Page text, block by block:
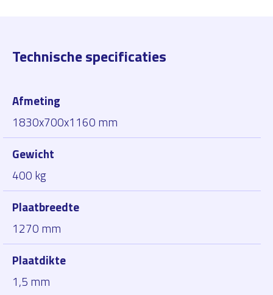
Technische specificaties
Afmeting
1830x700x1160 mm
Gewicht
400 kg
Plaatbreedte
1270 mm
Plaatdikte
1,5 mm